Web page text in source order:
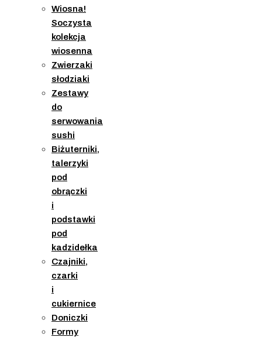
Wiosna!
Soczysta
kolekcja
wiosenna
Zwierzaki
słodziaki
Zestawy
do
serwowania
sushi
Biżuterniki,
talerzyki
pod
obrączki
i
podstawki
pod
kadzidełka
Czajniki,
czarki
i
cukiernice
Doniczki
Formy